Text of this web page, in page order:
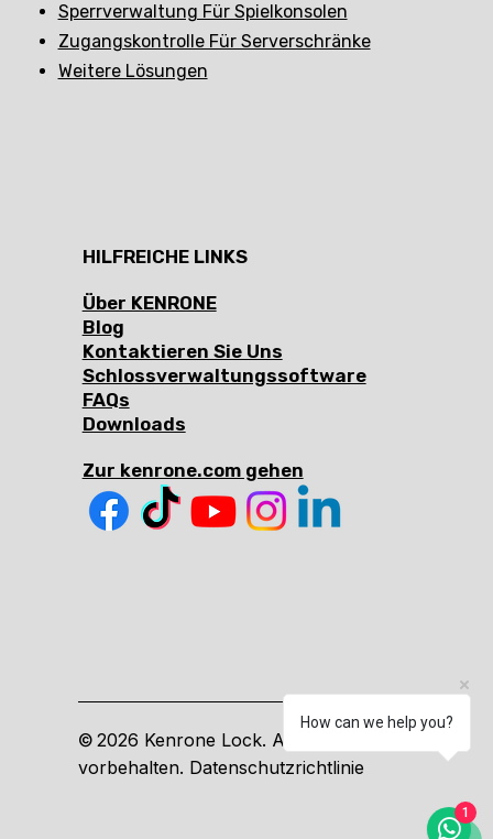
Sperrverwaltung Für Spielkonsolen
Zugangskontrolle Für Serverschränke
Weitere Lösungen
HILFREICHE LINKS
Über KENRONE
Blog
Kontaktieren Sie Uns
Schlossverwaltungssoftware
FAQs
Downloads
Zur kenrone.com gehen
© 2026 Kenrone Lock. Alle Rechte
vorbehalten. Datenschutzrichtlinie
How can we help you?
1